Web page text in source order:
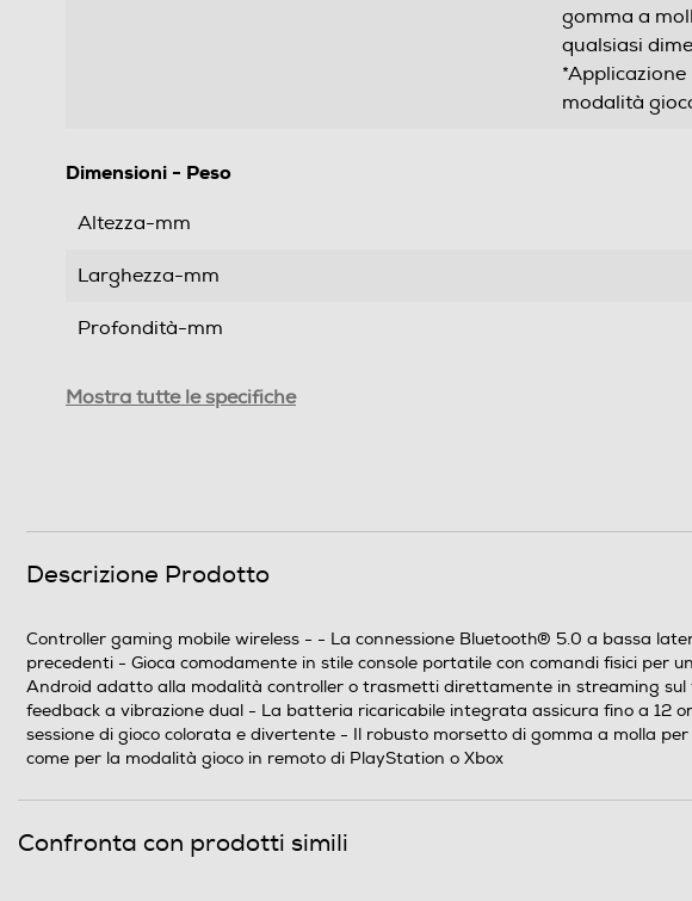
gomma a
qualsiasi
modalità
Dimensioni - Peso
Altezza-mm
Larghezza-mm
Profondità-mm
Mostra tutte le specifiche
Descrizione Prodotto
Controller gaming mobile wireless - - La connessione Bluetooth® 5.0 a bassa
precedenti - Gioca comodamente in stile console portatile con comandi fisici per
Android adatto alla modalità controller o trasmetti direttamente in streaming sul
feedback a vibrazione dual - La batteria ricaricabile integrata assicura fino a 12
sessione di gioco colorata e divertente - Il robusto morsetto di gomma a molla
come per la modalità gioco in remoto di PlayStation o Xbox
Confronta con prodotti simili